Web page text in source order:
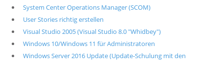
System Center Operations Manager (SCOM)
User Stories richtig erstellen
Visual Studio 2005 (Visual Studio 8.0 "Whidbey")
Windows 10/Windows 11 für Administratoren
Windows Server 2016 Update (Update-Schulung mit den